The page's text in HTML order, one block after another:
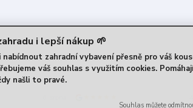
i lepší nákup 🌱
zahradní vybavení přesně pro váš
váš souhlas s využitím cookies.
našli to pravé.